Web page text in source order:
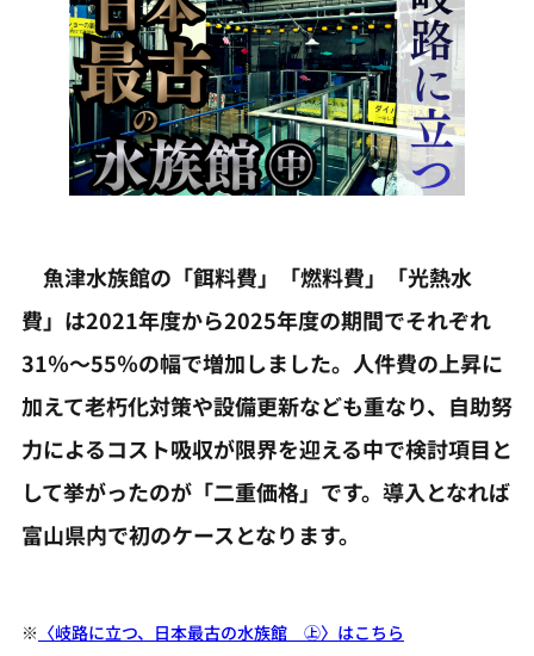
魚津水族館の「餌料費」「燃料費」「光熱水
費」は2021年度から2025年度の期間でそれぞれ
31％～55％の幅で増加しました。人件費の上昇に
加えて老朽化対策や設備更新なども重なり、自助努
力によるコスト吸収が限界を迎える中で検討項目と
して挙がったのが「二重価格」です。導入となれば
富山県内で初のケースとなります。
※ 〈岐路に立つ、日本最古の水族館 ㊤〉はこちら